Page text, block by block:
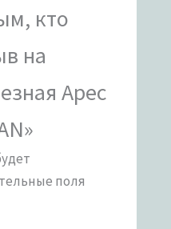
кто
на
Apec
поля